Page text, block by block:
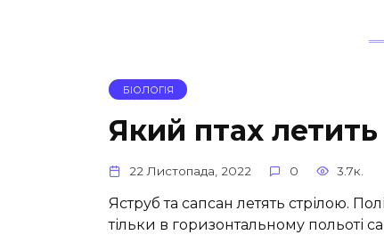
БІОЛОГІЯ
Який птах
22 Листопада, 2022 0 3.7к.
Яструб та сапсан летять стрілою.
тільки в горизонтальному польоті